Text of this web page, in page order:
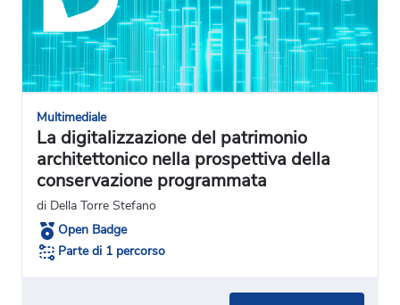
Multimediale
La digitalizzazione del patrimonio
architettonico nella prospettiva della
conservazione programmata
di Della Torre Stefano
Open Badge
Parte di 1 percorso